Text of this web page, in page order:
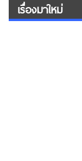
เรื่องมาใหม่